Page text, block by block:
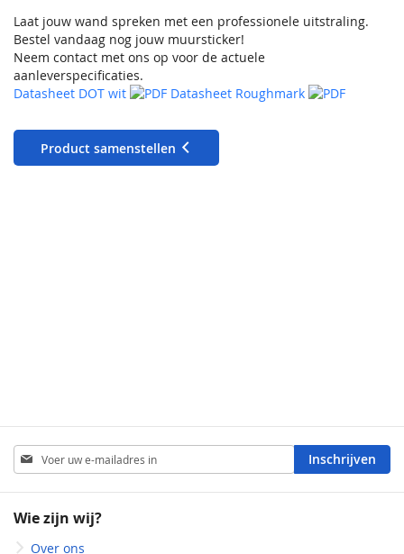
Laat jouw wand spreken met een professionele uitstraling.
Bestel vandaag nog jouw muursticker!
Neem contact met ons op voor de actuele
aanleverspecificaties.
Datasheet DOT wit
Datasheet Roughmark
Product samenstellen
Abonneer
u
op
nieuwsbrief
Inschrijven
Wie zijn wij?
Over ons